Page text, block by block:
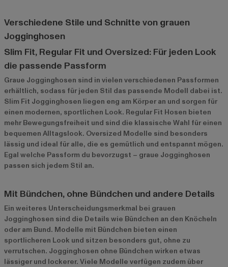
Verschiedene Stile und Schnitte von grauen
Jogginghosen
Slim Fit, Regular Fit und Oversized: Für jeden Look
die passende Passform
Graue Jogginghosen sind in vielen verschiedenen Passformen
erhältlich, sodass für jeden Stil das passende Modell dabei ist.
Slim Fit Jogginghosen liegen eng am Körper an und sorgen für
einen modernen, sportlichen Look. Regular Fit Hosen bieten
mehr Bewegungsfreiheit und sind die klassische Wahl für einen
bequemen Alltagslook. Oversized Modelle sind besonders
lässig und ideal für alle, die es gemütlich und entspannt mögen.
Egal welche Passform du bevorzugst – graue Jogginghosen
passen sich jedem Stil an.
Mit Bündchen, ohne Bündchen und andere Details
Ein weiteres Unterscheidungsmerkmal bei grauen
Jogginghosen sind die Details wie Bündchen an den Knöcheln
oder am Bund. Modelle mit Bündchen bieten einen
sportlicheren Look und sitzen besonders gut, ohne zu
verrutschen. Jogginghosen ohne Bündchen wirken etwas
lässiger und lockerer. Viele Modelle verfügen zudem über